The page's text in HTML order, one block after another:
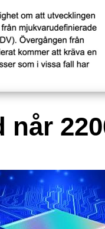
når